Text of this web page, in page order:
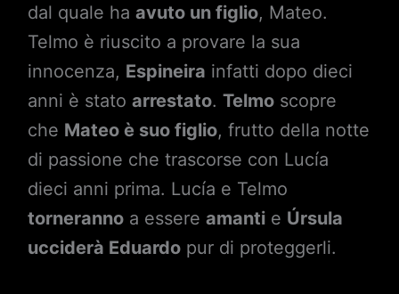
dal quale ha avuto un figlio, Mateo.
Telmo è riuscito a provare la sua
innocenza, Espineira infatti dopo dieci
anni è stato arrestato. Telmoscopre
che Mateo è suo figlio, frutto della notte
di passione che trascorse con Lucía
dieci anni prima. Lucía e Telmo
tornerannoa essere amantie Úrsula
ucciderà Eduardopur di proteggerli.